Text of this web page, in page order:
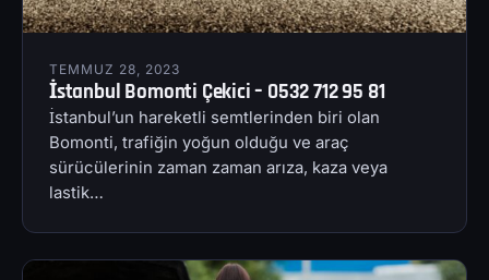
TEMMUZ 28, 2023
İstanbul Bomonti Çekici – 0532 712 95 81
İstanbul’un hareketli semtlerinden biri olan
Bomonti, trafiğin yoğun olduğu ve araç
sürücülerinin zaman zaman arıza, kaza veya
lastik…